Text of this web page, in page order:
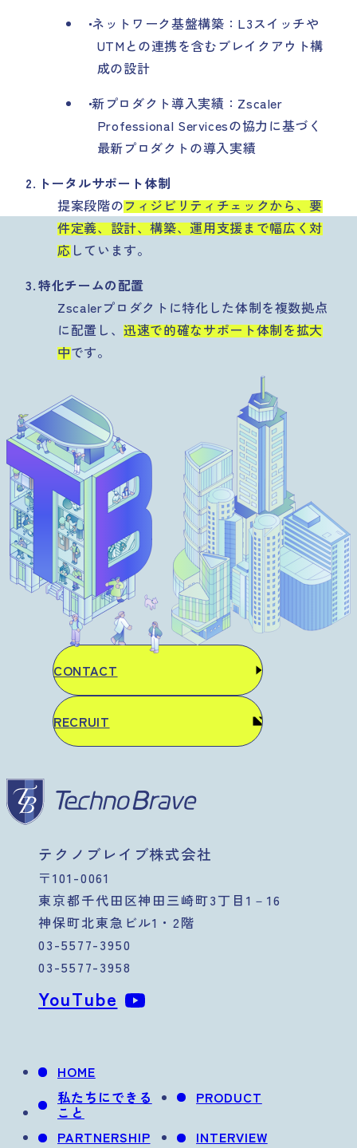
ネットワーク基盤構築：L3スイッチや
UTMとの連携を含むブレイクアウト構
成の設計
新プロダクト導入実績：Zscaler
Professional Servicesの協力に基づく
最新プロダクトの導入実績
トータルサポート体制
提案段階のフィジビリティチェックから、要
件定義、設計、構築、運用支援まで幅広く対
応しています。
特化チームの配置
Zscalerプロダクトに特化した体制を複数拠点
に配置し、迅速で的確なサポート体制を拡大
中です。
CONTACT
RECRUIT
テクノブレイブ株式会社
〒101-0061
東京都千代田区神田三崎町3丁目1－16
神保町北東急ビル1・2階
03-5577-3950
03-5577-3958
YouTube
HOME
私たちにできる
こと
PRODUCT
PARTNERSHIP
INTERVIEW